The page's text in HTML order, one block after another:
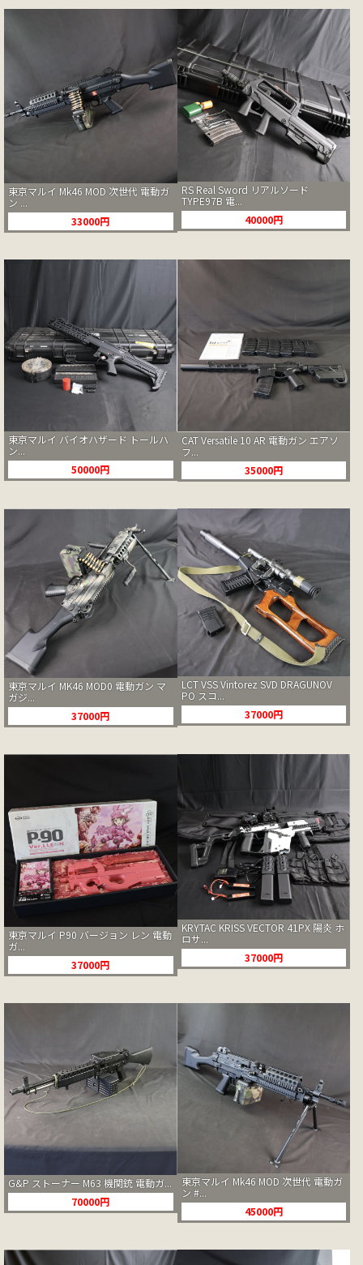
東京マルイ Mk46 MOD 次世代 電動ガ
ン ...
33000円
RS Real Sword リアルソード
TYPE97B 電...
40000円
東京マルイ バイオハザード トールハ
ン...
50000円
CAT Versatile 10 AR 電動ガン エアソ
フ...
35000円
東京マルイ MK46 MOD0 電動ガン マ
ガジ...
37000円
LCT VSS Vintorez SVD DRAGUNOV
PO スコ...
37000円
東京マルイ P90 バージョン レン 電動
ガ...
37000円
KRYTAC KRISS VECTOR 41PX 陽炎 ホ
ロサ...
37000円
G&P ストーナー M63 機関銃 電動ガ...
70000円
東京マルイ Mk46 MOD 次世代 電動ガ
ン #...
45000円